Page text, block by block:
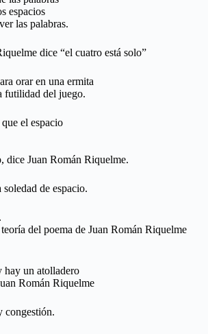
espacios
las palabras.
dice “el cuatro está solo”
orar en una ermita
futilidad del juego.
el espacio
dice Juan Román Riquelme.
de espacio.
del poema de Juan Román Riquelme
hay un atolladero
Román Riquelme
congestión.